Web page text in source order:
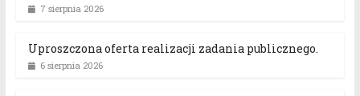
7 sierpnia 2026
Uproszczona oferta realizacji zadania publicznego.
6 sierpnia 2026